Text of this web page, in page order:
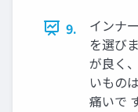
9.
インナ
を選び
が良く
いもの
痛いで